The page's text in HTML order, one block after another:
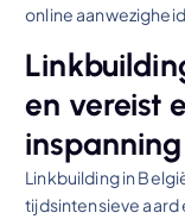
online
en vereist
Linkbuilding in
tijdsintensieve aard